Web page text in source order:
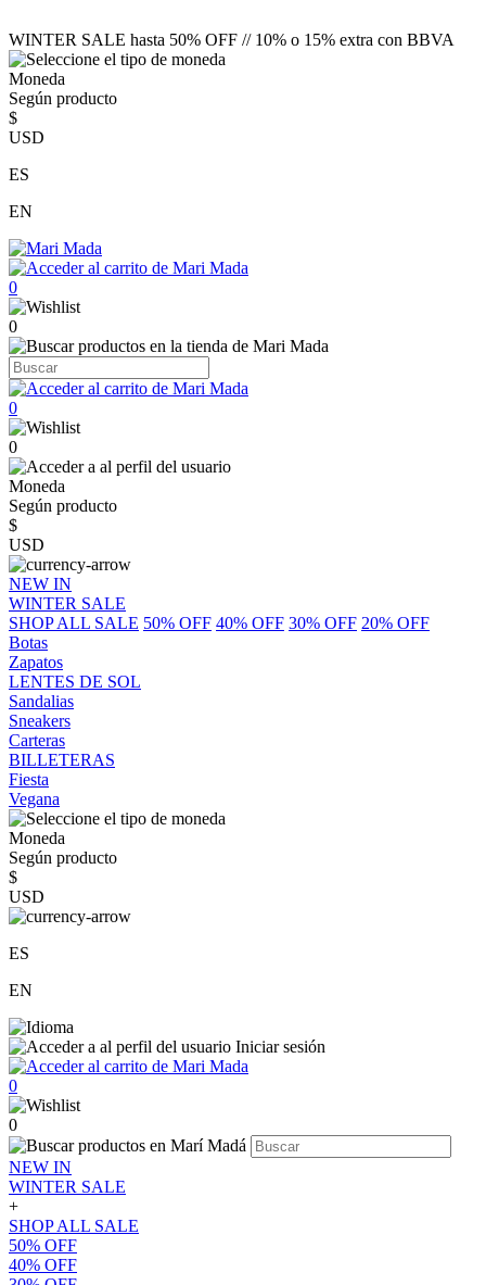
WINTER SALE hasta 50% OFF // 10% o 15% extra con BBVA
Moneda
Según producto
$
USD
ES
EN
0
0
0
0
Moneda
Según producto
$
USD
NEW IN
WINTER SALE
SHOP ALL SALE 50% OFF 40% OFF 30% OFF 20% OFF
Botas
Zapatos
LENTES DE SOL
Sandalias
Sneakers
Carteras
BILLETERAS
Fiesta
Vegana
Moneda
Según producto
$
USD
ES
EN
Iniciar sesión
0
0
NEW IN
WINTER SALE
+
SHOP ALL SALE
50% OFF
40% OFF